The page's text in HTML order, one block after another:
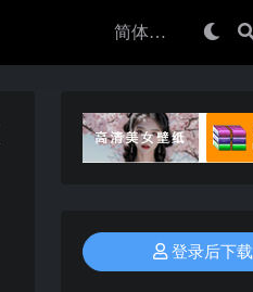
登录后下载